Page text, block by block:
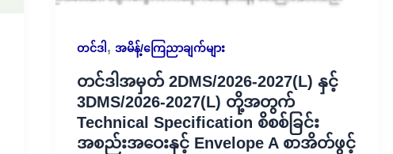
တင်ဒါ , အမိန့်/ကြေညာချက်များ
တင်ဒါအမှတ် 2DMS/⁨2026-2027⁩(L) နှင့်
3DMS/⁨2026-2027⁩(L) တို့အတွက်
Technical Specification စိစစ်ခြင်း
အစည်းအဝေးနှင့် Envelope A စာအိတ်ဖွင့်